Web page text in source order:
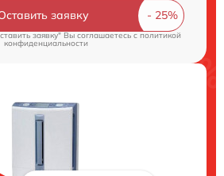
заявку
заявку" Вы соглашаетесь c политикой
конфиденциальности